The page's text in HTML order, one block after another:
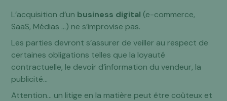
L’acquisition d’un business digital (e-commerce,
SaaS, Médias …) ne s’improvise pas.
Les parties devront s’assurer de veiller au respect de
certaines obligations telles que la loyauté
contractuelle, le devoir d’information du vendeur, la
publicité…
Attention… un litige en la matière peut être coûteux et